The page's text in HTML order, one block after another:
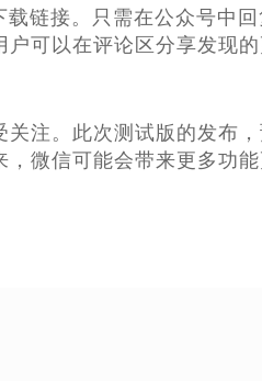
链接。只需在公众号中回
可以在评论区分享发现
注。此次测试版的发布
微信可能会带来更多功